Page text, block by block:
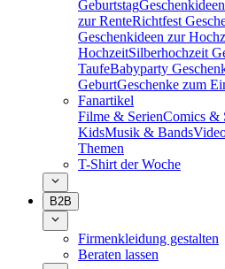
Geburtstag
zur RenteRichtfest
Geschenkideen zur
HochzeitSilberhochzeit
TaufeBabyparty
GeburtGeschenke zum
Fanartikel
Filme & SerienComics &
KidsMusik & Bands
Themen
T-Shirt der Woche
B2B
Firmenkleidung gestalten
Beraten lassen